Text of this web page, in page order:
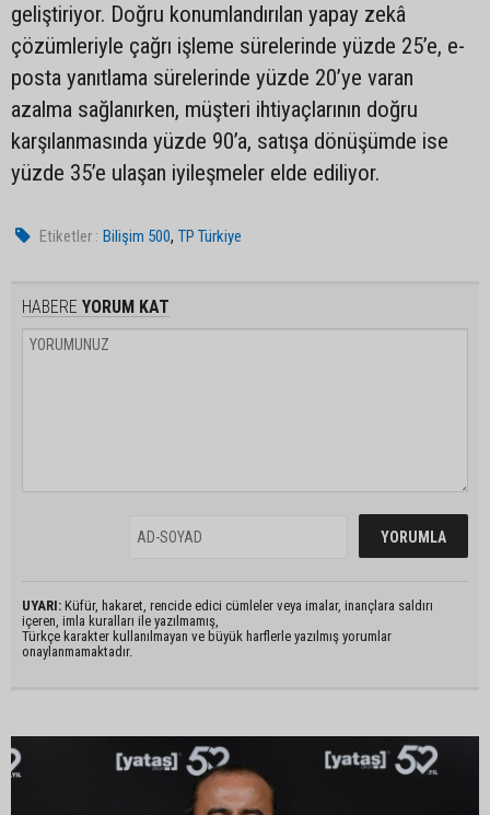
geliştiriyor. Doğru konumlandırılan yapay zekâ
çözümleriyle çağrı işleme sürelerinde yüzde 25’e, e-
posta yanıtlama sürelerinde yüzde 20’ye varan
azalma sağlanırken, müşteri ihtiyaçlarının doğru
karşılanmasında yüzde 90’a, satışa dönüşümde ise
yüzde 35’e ulaşan iyileşmeler elde ediliyor.
Etiketler : Bilişim 500,TP Türkiye
HABERE YORUM KAT
UYARI: Küfür, hakaret, rencide edici cümleler veya imalar, inançlara saldırı
içeren, imla kuralları ile yazılmamış,
Türkçe karakter kullanılmayan ve büyük harflerle yazılmış yorumlar
onaylanmamaktadır.